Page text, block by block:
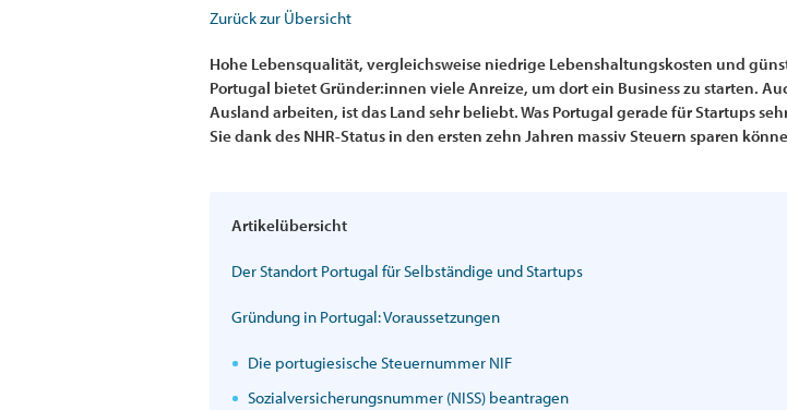
Zurück zur Übersicht
Hohe Lebensqualität, vergleichsweise niedrige Lebenshaltungskosten und
Portugal bietet Gründer:innen viele Anreize, um dort ein Business zu starten.
Ausland arbeiten, ist das Land sehr beliebt. Was Portugal gerade für Startups
Sie dank des NHR-Status in den ersten zehn Jahren massiv Steuern sparen
Artikelübersicht
Der Standort Portugal für Selbständige und Startups
Gründung in Portugal: Voraussetzungen
Die portugiesische Steuernummer NIF
Sozialversicherungsnummer (NISS) beantragen